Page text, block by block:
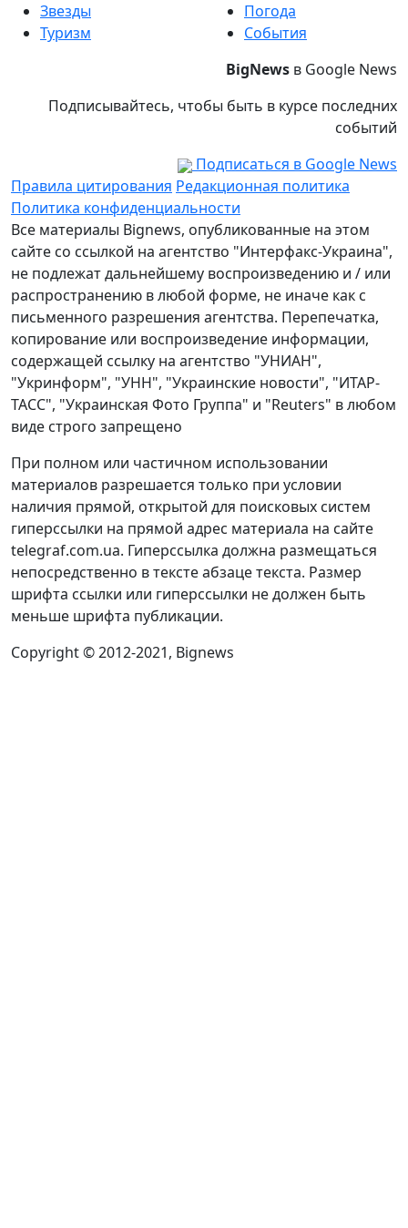
Звезды
Туризм
Погода
События
BigNews в Google News
Подписывайтесь, чтобы быть в курсе последних
событий
Подписаться в Google News
Правила цитирования Редакционная политика
Политика конфиденциальности
Все материалы Bignews, опубликованные на этом
сайте со ссылкой на агентство "Интерфакс-Украина",
не подлежат дальнейшему воспроизведению и / или
распространению в любой форме, не иначе как с
письменного разрешения агентства. Перепечатка,
копирование или воспроизведение информации,
содержащей ссылку на агентство "УНИАН",
"Укринформ", "УНН", "Украинские новости", "ИТАР-
ТАСС", "Украинская Фото Группа" и "Reuters" в любом
виде строго запрещено
При полном или частичном использовании
материалов разрешается только при условии
наличия прямой, открытой для поисковых систем
гиперссылки на прямой адрес материала на сайте
telegraf.com.ua. Гиперссылка должна размещаться
непосредственно в тексте абзаце текста. Размер
шрифта ссылки или гиперссылки не должен быть
меньше шрифта публикации.
Copyright © 2012-2021, Bignews